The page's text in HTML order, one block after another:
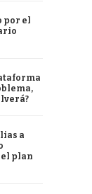
por el
a
el plan